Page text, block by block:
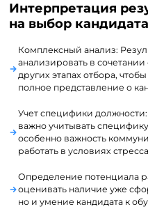
Интерпретация
на выбор кандидата
Комплексный анализ:
анализировать в
других этапах отбора,
полное представление о
Учет специфики
важно учитывать
особенно важность
работать в условиях
Определение потенциала
оценивать наличие уже
но и умение кандидата к